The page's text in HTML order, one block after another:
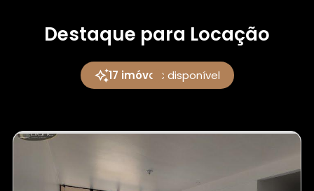
Destaque para Locação
17 imóveis disponível